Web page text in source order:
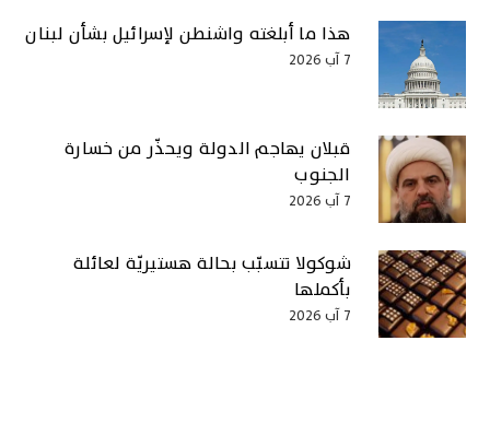
هذا ما أبلغته واشنطن لإسرائيل بشأن لبنان
7 آب 2026
قبلان يهاجم الدولة ويحذّر من خسارة
الجنوب
7 آب 2026
شوكولا تتسبّب بحالة هستيريّة لعائلة
بأكملها
7 آب 2026